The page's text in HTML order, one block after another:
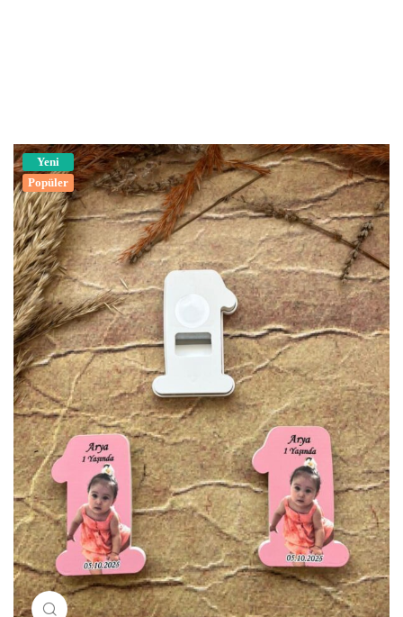
Yeni
Popüler
Resimi büyütmek için tıklayın